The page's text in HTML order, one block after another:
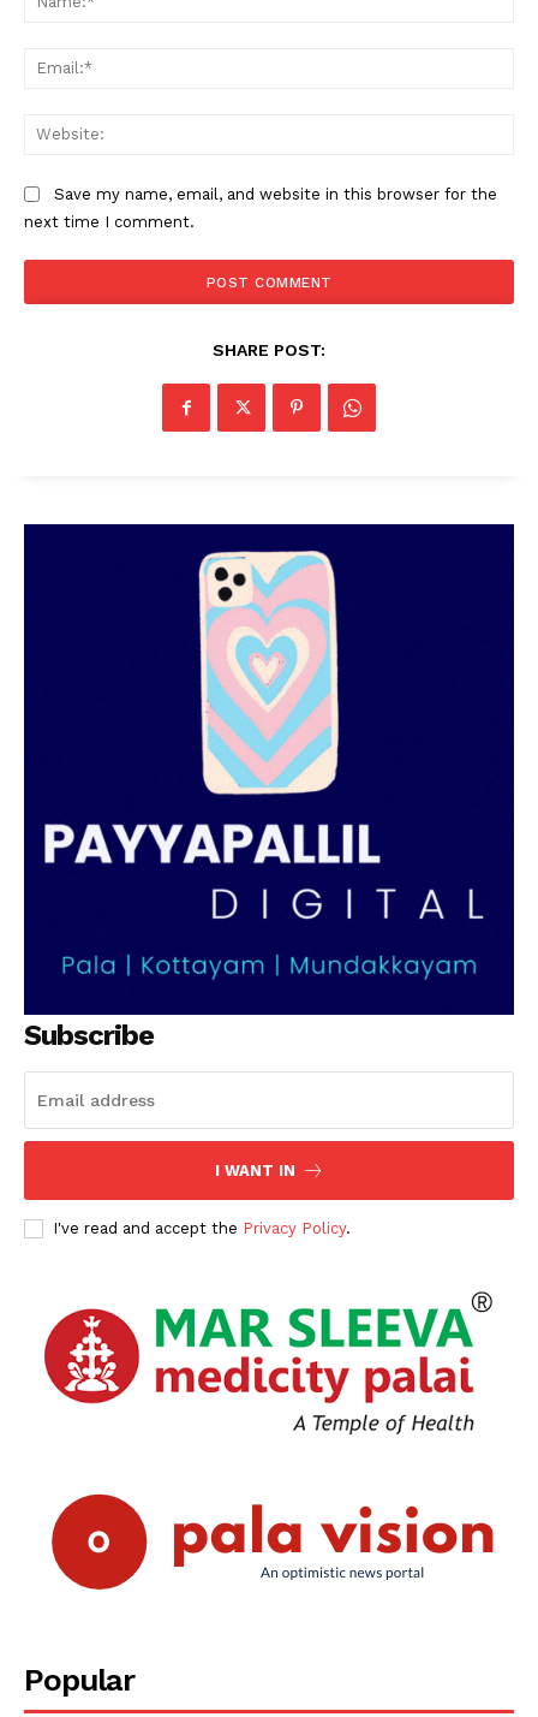
PALA VISION
Save my name, email, and website in this browser for the
next time I comment.
SHARE POST:
Subscribe
I WANT IN
I've read and accept the Privacy Policy.
Popular